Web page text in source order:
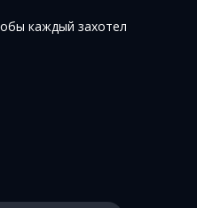
каждый захотел